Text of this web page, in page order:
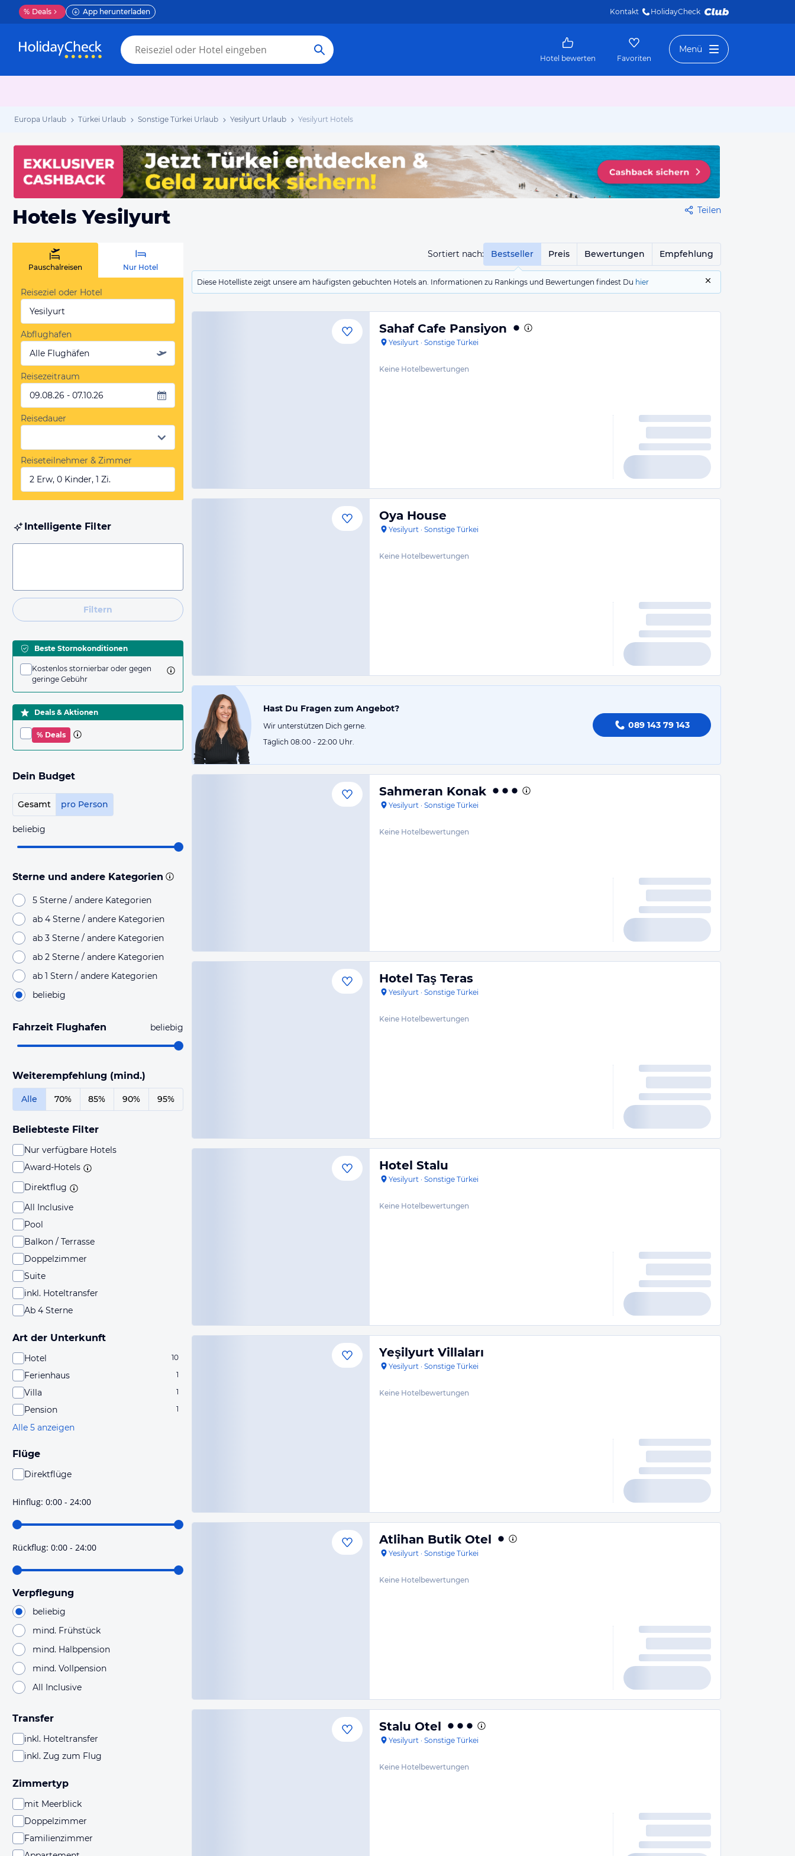
% Deals App herunterladen Kontakt HolidayCheck
Hotel bewerten Favoriten
Menü
Europa Urlaub Türkei Urlaub Sonstige Türkei Urlaub Yesilyurt Urlaub Yesilyurt Hotels
Hotels Yesilyurt Teilen
Sortiert nach: Bestseller Preis Bewertungen Empfehlung
Diese Hotelliste zeigt unsere am häufigsten gebuchten Hotels an. Informationen zu Rankings und Bewertungen findest Du hier
Pauschalreisen Nur Hotel
Reiseziel oder Hotel
Yesilyurt
Abflughafen
Alle Flughäfen
Reisezeitraum
09.08.26 - 07.10.26
Reisedauer
Reiseteilnehmer & Zimmer
2 Erw, 0 Kinder, 1 Zi.
Intelligente Filter
Filtern
Beste Stornokonditionen
Kostenlos stornierbar oder gegen
geringe Gebühr
Deals & Aktionen
% Deals
Dein Budget
Gesamt pro Person
beliebig
Sterne und andere Kategorien
5 Sterne / andere Kategorien
ab 4 Sterne / andere Kategorien
ab 3 Sterne / andere Kategorien
ab 2 Sterne / andere Kategorien
ab 1 Stern / andere Kategorien
beliebig
Fahrzeit Flughafen beliebig
Weiterempfehlung (mind.)
Alle 70% 85% 90% 95%
Beliebteste Filter
Nur verfügbare Hotels
Award-Hotels
Direktflug
All Inclusive
Pool
Balkon / Terrasse
Doppelzimmer
Suite
inkl. Hoteltransfer
Ab 4 Sterne
Art der Unterkunft
Hotel 10
Ferienhaus 1
Villa 1
Pension 1
Alle 5 anzeigen
Flüge
Direktflüge
hoher Wahrscheinlichkeit Direktflüge sind. Bitte
prüfe vor der Buchung noch einmal die Flugdetails.
Hinflug: 0:00 - 24:00
Rückflug: 0:00 - 24:00
Verpflegung
beliebig
mind. Frühstück
mind. Halbpension
mind. Vollpension
All Inclusive
Transfer
inkl. Hoteltransfer
inkl. Zug zum Flug
Zimmertyp
mit Meerblick
Doppelzimmer
Familienzimmer
Sahaf Cafe Pansiyon
Yesilyurt · Sonstige Türkei
Keine Hotelbewertungen
Oya House
Yesilyurt · Sonstige Türkei
Keine Hotelbewertungen
Hast Du Fragen zum Angebot?
Wir unterstützen Dich gerne.
Täglich 08:00 - 22:00 Uhr.
089 143 79 143
Sahmeran Konak
Yesilyurt · Sonstige Türkei
Keine Hotelbewertungen
Hotel Taş Teras
Yesilyurt · Sonstige Türkei
Keine Hotelbewertungen
Hotel Stalu
Yesilyurt · Sonstige Türkei
Keine Hotelbewertungen
Yeşilyurt Villaları
Yesilyurt · Sonstige Türkei
Keine Hotelbewertungen
Atlihan Butik Otel
Yesilyurt · Sonstige Türkei
Keine Hotelbewertungen
Stalu Otel
Yesilyurt · Sonstige Türkei
Keine Hotelbewertungen